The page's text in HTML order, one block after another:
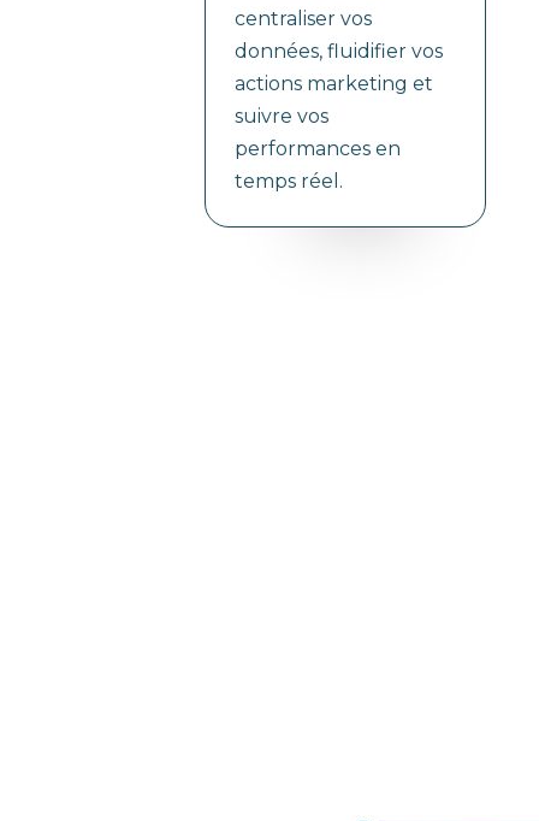
centraliser vos
données, fluidifier vos
actions marketing et
suivre vos
performances en
temps réel.